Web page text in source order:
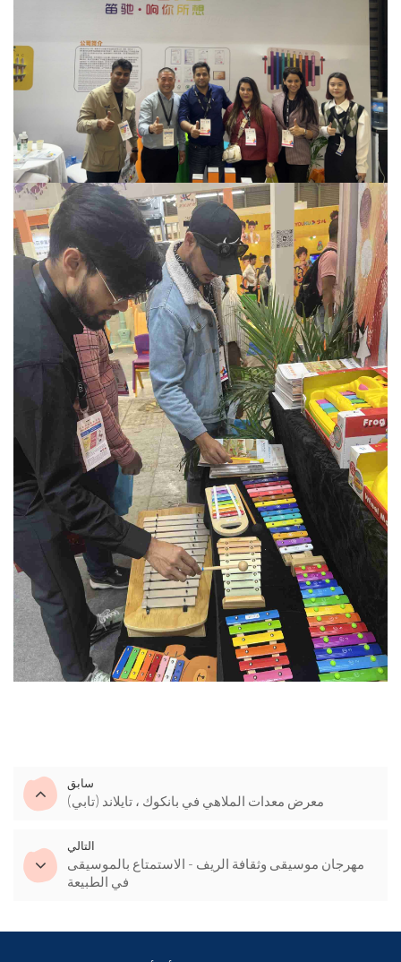
سابق
(تابي) معرض معدات الملاهي في بانكوك ، تايلاند
التالي
مهرجان موسيقى وثقافة الريف - الاستمتاع بالموسيقى
في الطبيعة